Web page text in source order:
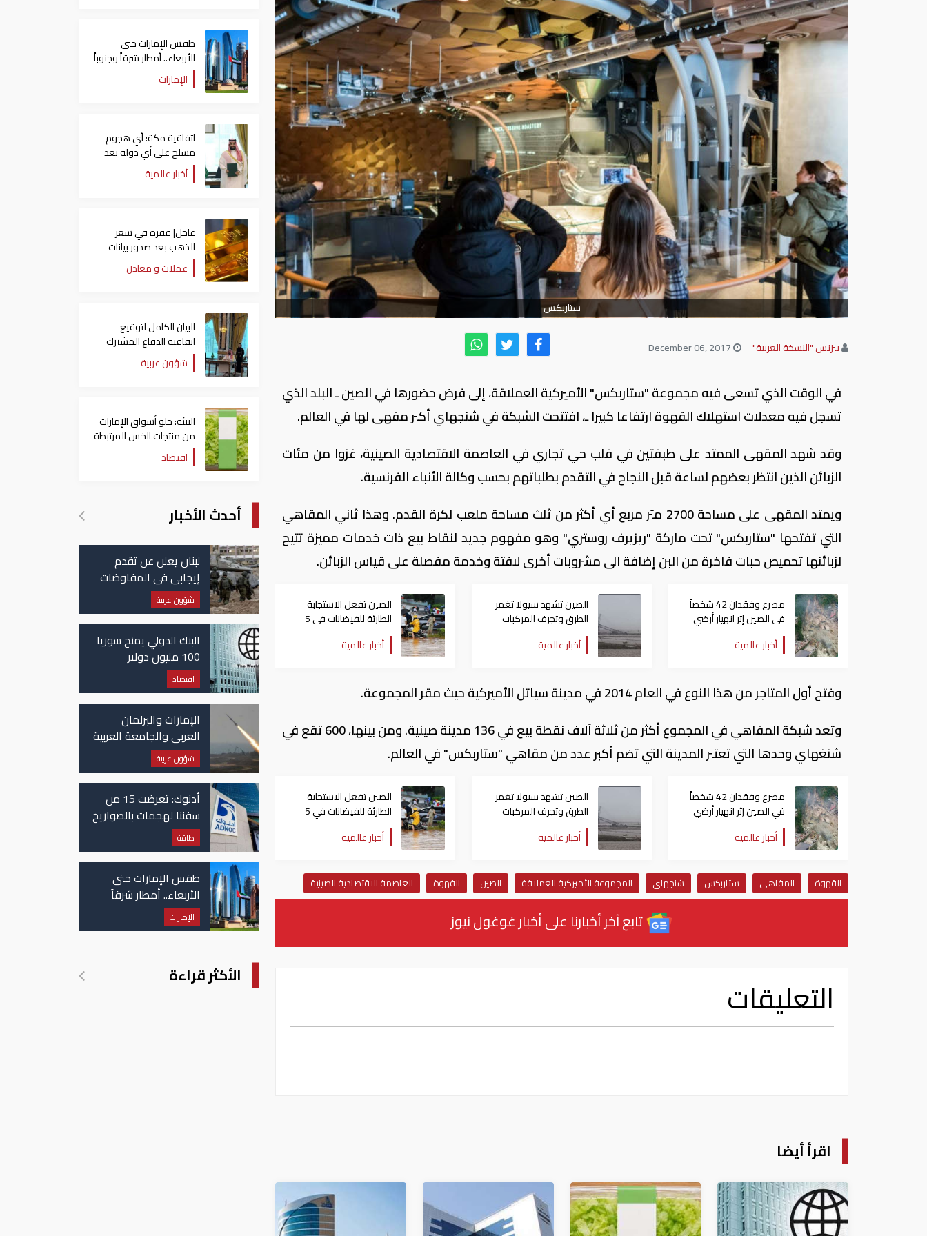
ستاربكس
بيزنس "النسخة العربية"
في الوقت الذي تسعى فيه مجموعة "ستاربكس" الأميركية العملاقة، إلى فرض حضورها في الصين ـ البلد الذي
تسجل فيه معدلات استهلاك القهوة ارتفاعا كبيرا ـ، افتتحت الشبكة في شنجهاي أكبر مقهى لها في العالم.
وقد شهد المقهى الممتد على طبقتين في قلب حي تجاري في العاصمة الاقتصادية الصينية، غزوا من مئات
الزبائن الذين انتظر بعضهم لساعة قبل النجاح في التقدم بطلباتهم بحسب وكالة الأنباء الفرنسية.
ويمتد المقهى على مساحة 2700 متر مربع أي أكثر من ثلث مساحة ملعب لكرة القدم. وهذا ثاني المقاهي
التي تفتحها "ستاربكس" تحت ماركة "ريزيرف روستري" وهو مفهوم جديد لنقاط بيع ذات خدمات مميزة تتيح
لزبائنها تحميص حبات فاخرة من البن إضافة الى مشروبات أخرى لافتة وخدمة مفصلة على قياس الزبائن.
مصرع وفقدان 42 شخصاً
في الصين إثر انهيار أرضي
أخبار عالمية
الصين تشهد سيولا تغمر
الطرق وتجرف المركبات
أخبار عالمية
الصين تفعل الاستجابة
الطارئة للفيضانات في 5
مقاطعات
أخبار عالمية
وفتح أول المتاجر من هذا النوع في العام 2014 في مدينة سياتل الأميركية حيث مقر المجموعة.
وتعد شبكة المقاهي في المجموع أكثر من ثلاثة آلاف نقطة بيع في 136 مدينة صينية. ومن بينها، 600 تقع في
شنغهاي وحدها التي تعتبر المدينة التي تضم أكبر عدد من مقاهي "ستاربكس" في العالم.
مصرع وفقدان 42 شخصاً
في الصين إثر انهيار أرضي
أخبار عالمية
الصين تشهد سيولا تغمر
الطرق وتجرف المركبات
أخبار عالمية
الصين تفعل الاستجابة
الطارئة للفيضانات في 5
مقاطعات
أخبار عالمية
القهوة المقاهي ستاربكس شنجهاي المجموعة الأميركية العملاقة الصين القهوة العاصمة الاقتصادية الصينية
تابع آخر أخبارنا على أخبار غوغول نيوز
التعليقات
اقرأ أيضا
طقس الإمارات حتى
الأربعاء.. أمطار شرقاً وجنوباً
وانخفاض تدريجي للحرارة
الإمارات
اتفاقية مكة: أي هجوم
مسلح على أي دولة يعد
هجوما على الدول الثلاث
جميعا
أخبار عالمية
عاجل| قفزة في سعر
الذهب بعد صدور بيانات
الوظائف الأمريكية
عملات و معادن
البيان الكامل لتوقيع
اتفاقية الدفاع المشترك
بين السعودية وتركيا
وباكستان
شؤون عربية
البيئة: خلو أسواق الإمارات
من منتجات الخس المرتبطة
بتفشي داء السيكلوسبورا
اقتصاد
أحدث الأخبار
لبنان يعلن عن تقدم
إيجابي في المفاوضات
مع إسرائيل.. وأمريكا
تضغط لوقف النار في
غزة
شؤون عربية
البنك الدولي يمنح سوريا
100 مليون دولار
اقتصاد
الإمارات والبرلمان
العربي والجامعة العربية
يدينون الهجوم الحوثي
على نجران بالسعودية
شؤون عربية
أدنوك: تعرضت 15 من
سفننا لهجمات بالصواريخ
والطائرات المسيّرة منذ
بداية النزاع
طاقة
طقس الإمارات حتى
الأربعاء.. أمطار شرقاً
وجنوباً وانخفاض
تدريجي للحرارة
الإمارات
الأكثر قراءة